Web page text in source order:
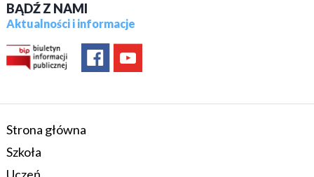
BĄDŹ Z NAMI
Aktualności i informacje
Strona główna
Szkoła